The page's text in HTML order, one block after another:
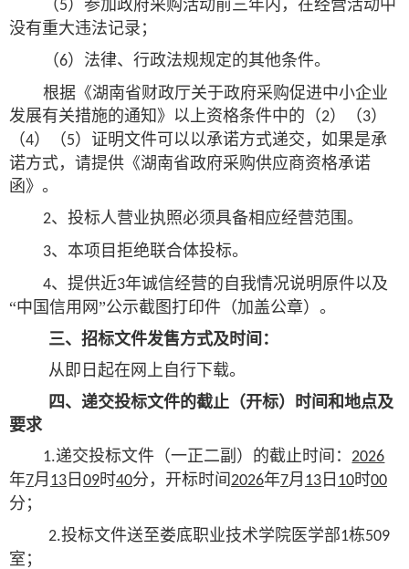
（5）参加政府采购活动前三年内，在经营活动中
没有重大违法记录；
（6）法律、行政法规规定的其他条件。
根据《湖南省财政厅关于政府采购促进中小企业
发展有关措施的通知》以上资格条件中的（2）（3）
（4）（5）证明文件可以以承诺方式递交，如果是承
诺方式，请提供《湖南省政府采购供应商资格承诺
函》。
2、投标人营业执照必须具备相应经营范围。
3、本项目拒绝联合体投标。
4、提供近3年诚信经营的自我情况说明原件以及
“中国信用网”公示截图打印件（加盖公章）。
三、招标文件发售方式及 时间 ：
从即日起在网上自行下载。
四 、递交投标文件的截止（开标）时间和地点及
要求
1.递交投标文件（一正二副）的截止时间：2026
年7月 13 日 09时40分 ，开标时间 2026年7月 13 日 10时00
分；
2.投标文件送至娄底职业技术学院医学部1栋509
室；